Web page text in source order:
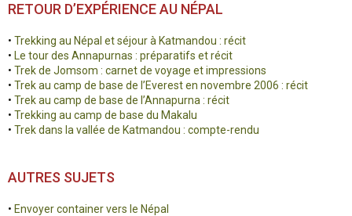
RETOUR D’EXPÉRIENCE AU NÉPAL
• Trekking au Népal et séjour à Katmandou : récit
• Le tour des Annapurnas : préparatifs et récit
• Trek de Jomsom : carnet de voyage et impressions
• Trek au camp de base de l’Everest en novembre 2006 : récit
• Trek au camp de base de l’Annapurna : récit
• Trekking au camp de base du Makalu
• Trek dans la vallée de Katmandou : compte-rendu
AUTRES SUJETS
• Envoyer container vers le Népal